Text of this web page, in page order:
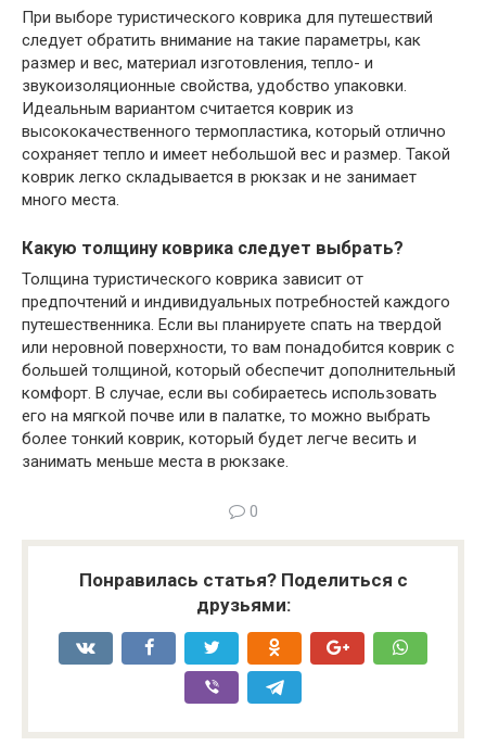
При выборе туристического коврика для путешествий
следует обратить внимание на такие параметры, как
размер и вес, материал изготовления, тепло- и
звукоизоляционные свойства, удобство упаковки.
Идеальным вариантом считается коврик из
высококачественного термопластика, который отлично
сохраняет тепло и имеет небольшой вес и размер. Такой
коврик легко складывается в рюкзак и не занимает
много места.
Какую толщину коврика следует выбрать?
Толщина туристического коврика зависит от
предпочтений и индивидуальных потребностей каждого
путешественника. Если вы планируете спать на твердой
или неровной поверхности, то вам понадобится коврик с
большей толщиной, который обеспечит дополнительный
комфорт. В случае, если вы собираетесь использовать
его на мягкой почве или в палатке, то можно выбрать
более тонкий коврик, который будет легче весить и
занимать меньше места в рюкзаке.
0
Понравилась статья? Поделиться с
друзьями: